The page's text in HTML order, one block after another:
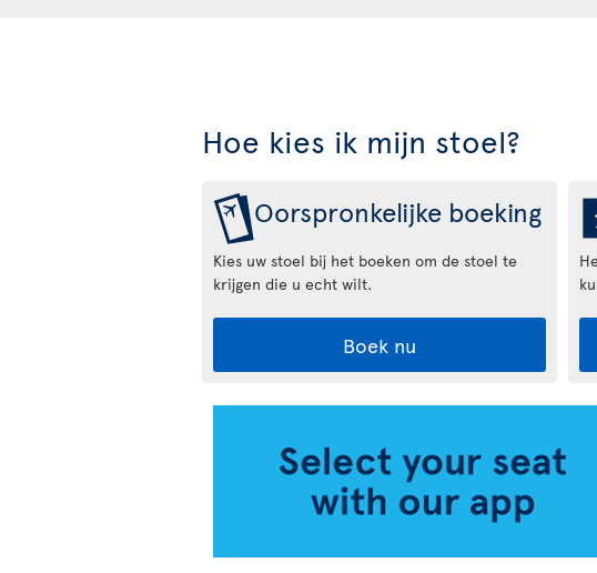
Hoe kies ik mijn stoel?
Oorspronkelijke boeking
Kies uw stoel bij het boeken om de stoel te
krijgen die u echt wilt.
Boek nu
Transat